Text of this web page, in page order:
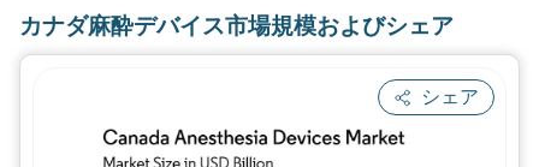
カナダ麻酔デバイス市場規模およびシェア
シェア